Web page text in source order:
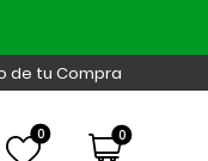
de tu Compra
0 0